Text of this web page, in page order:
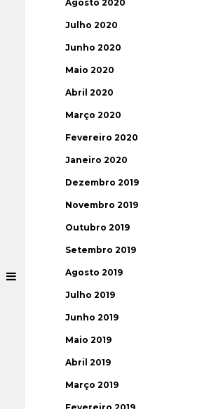
Agosto 2020
Julho 2020
Junho 2020
Maio 2020
Abril 2020
Março 2020
Fevereiro 2020
Janeiro 2020
Dezembro 2019
Novembro 2019
Outubro 2019
Setembro 2019
Agosto 2019
Julho 2019
Junho 2019
Maio 2019
Abril 2019
Março 2019